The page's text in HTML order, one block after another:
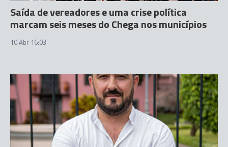
Saída de vereadores e uma crise política
marcam seis meses do Chega nos municípios
10 Abr 16:03